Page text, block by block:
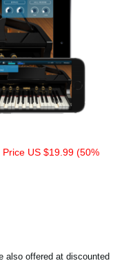
Price US $19.99 (50%
also offered at discounted